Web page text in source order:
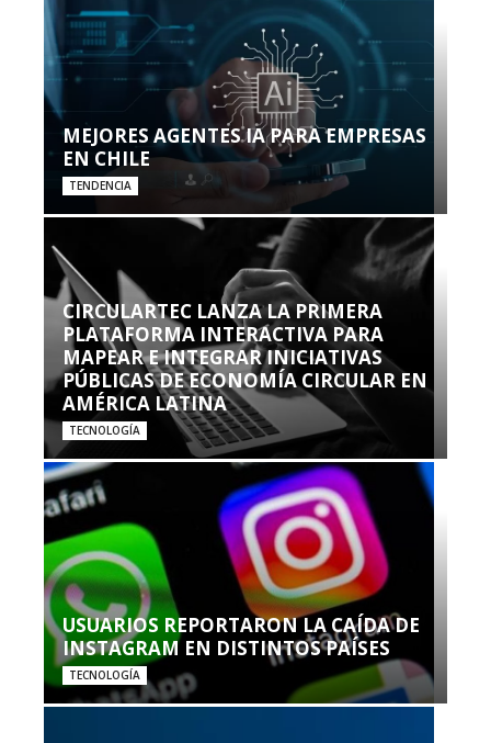
MEJORES AGENTES IA PARA EMPRESAS
EN CHILE
TENDENCIA
CIRCULARTEC LANZA LA PRIMERA
PLATAFORMA INTERACTIVA PARA
MAPEAR E INTEGRAR INICIATIVAS
PÚBLICAS DE ECONOMÍA CIRCULAR EN
AMÉRICA LATINA
TECNOLOGÍA
USUARIOS REPORTARON LA CAÍDA DE
INSTAGRAM EN DISTINTOS PAÍSES
TECNOLOGÍA